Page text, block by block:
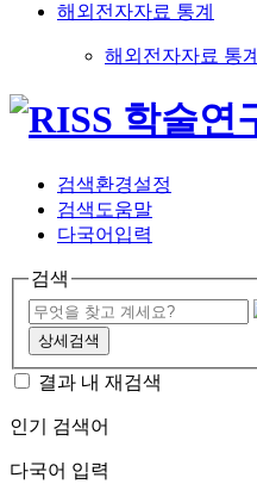
해외전자자료 통계
해외전자자료 통계
검색환경설정
검색도움말
다국어입력
검색
상세검색
결과 내 재검색
인기 검색어
다국어 입력